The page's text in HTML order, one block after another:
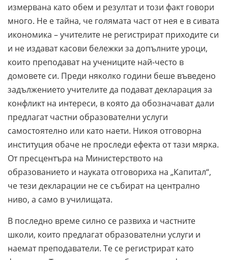
измервана като обем и резултат и този факт говори
много. Не е тайна, че голямата част от нея е в сивата
икономика – учителите не регистрират приходите си
и не издават касови бележки за допълните уроци,
които преподават на учениците най-често в
домовете си. Преди няколко години беше въведено
задължението учителите да подават декларация за
конфликт на интереси, в която да обозначават дали
предлагат частни образователни услуги
самостоятелно или като наети. Никоя отговорна
институция обаче не проследи ефекта от тази мярка.
От пресцентъра на Министерството на
образованието и науката отговориха на „Капитал“,
че тези декларации не се събират на централно
ниво, а само в училищата.
В последно време силно се развиха и частните
школи, които предлагат образователни услуги и
наемат преподаватели. Те се регистрират като